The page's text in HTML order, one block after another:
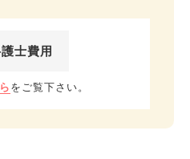
士費用
をご覧下さい。